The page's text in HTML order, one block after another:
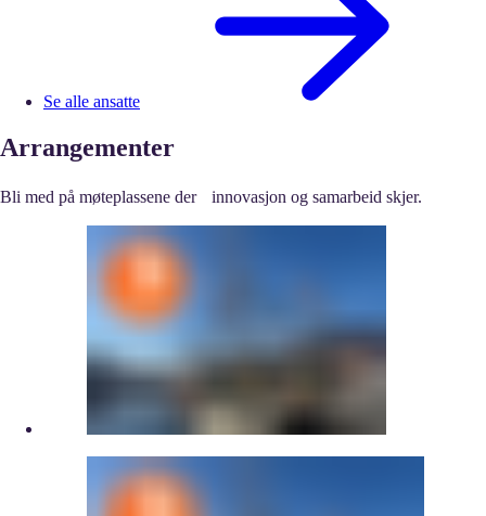
Se alle ansatte
Arrangementer
Bli med på møteplassene der innovasjon og samarbeid skjer.